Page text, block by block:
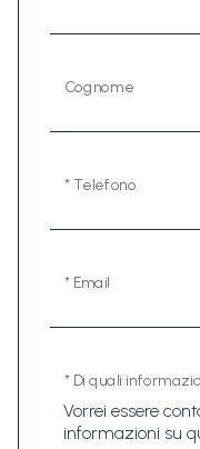
Cognome
* Telefono
* Email
* Di quali